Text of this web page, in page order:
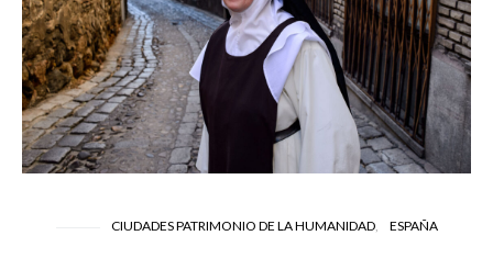
CIUDADES PATRIMONIO DE LA HUMANIDAD ESPAÑA